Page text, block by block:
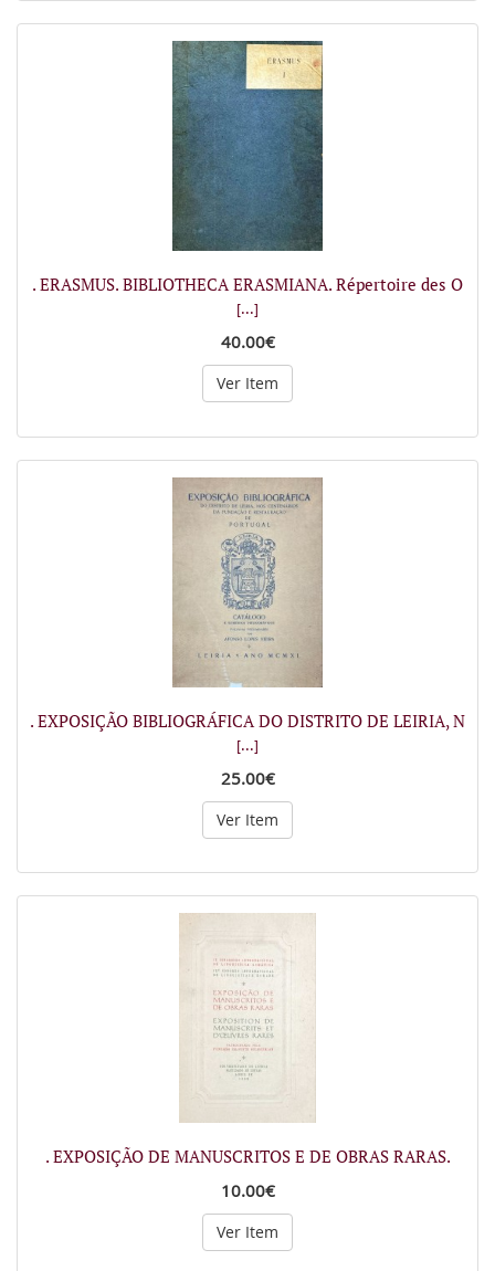
. ERASMUS. BIBLIOTHECA ERASMIANA. Répertoire des O
[...]
40.00€
Ver Item
. EXPOSIÇÃO BIBLIOGRÁFICA DO DISTRITO DE LEIRIA, N
[...]
25.00€
Ver Item
. EXPOSIÇÃO DE MANUSCRITOS E DE OBRAS RARAS.
10.00€
Ver Item